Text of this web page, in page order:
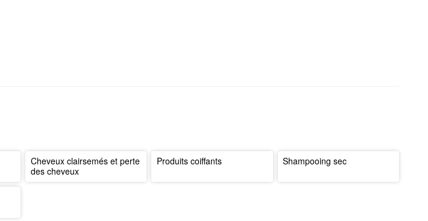
Cheveux clairsemés et perte
des cheveux
Produits coiffants Shampooing sec